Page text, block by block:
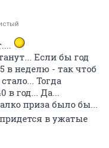
Если бы год
в неделю - так чтоб
Тогда
в год... Да...
приза было бы...
в ужатые